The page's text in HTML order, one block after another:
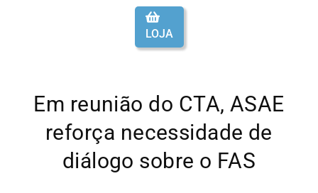
LOJA
Em reunião do CTA, ASAE
reforça necessidade de
diálogo sobre o FAS